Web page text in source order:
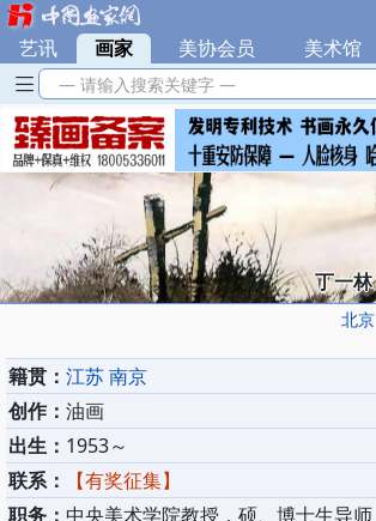
艺讯 | 画家 美协会员 美术馆
— 请输入搜索关键字 —
丁一林
北京
籍贯： 江苏 南京
创作： 油画
出生： 1953～
联系：
【有奖征集】
职务： 中央美术学院教授，硕、博士生导师